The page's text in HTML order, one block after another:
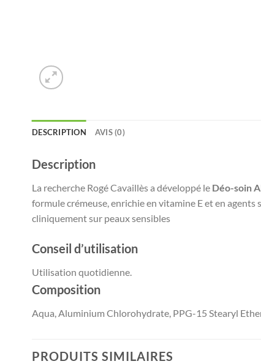
DESCRIPTION AVIS (0)
Description
La recherche Rogé Cavaillès a développé le Déo-soin
formule crémeuse, enrichie en vitamine E et en
cliniquement sur peaux sensibles
Conseil d’utilisation
Utilisation quotidienne.
Composition
Aqua, Aluminium Chlorohydrate, PPG-15 Stearyl
PRODUITS SIMILAIRES